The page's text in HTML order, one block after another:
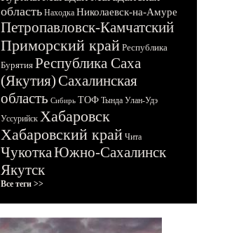
область Находка Николаевск-на-Амуре
Петропавловск-Камчатский
Приморский край Республика
Бурятия Республика Саха
(Якутия)Сахалинская
область Сибирь ТОФ Тында Улан-Удэ
Уссурийск Хабаровск
Хабаровский край Чита
ЧукоткаЮжно-Сахалинск
Якутск
Все теги >>